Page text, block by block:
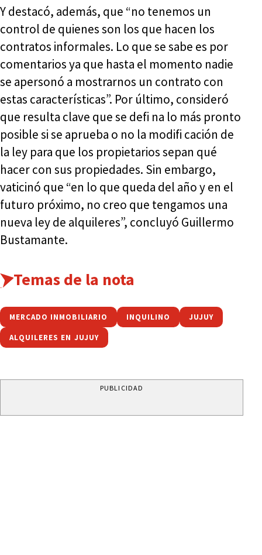
Y destacó, además, que “no tenemos un
control de quienes son los que hacen los
contratos informales. Lo que se sabe es por
comentarios ya que hasta el momento nadie
se apersonó a mostrarnos un contrato con
estas características”. Por último, consideró
que resulta clave que se defi na lo más pronto
posible si se aprueba o no la modifi cación de
la ley para que los propietarios sepan qué
hacer con sus propiedades. Sin embargo,
vaticinó que “en lo que queda del año y en el
futuro próximo, no creo que tengamos una
nueva ley de alquileres”, concluyó Guillermo
Bustamante.
Temas de la nota
MERCADO INMOBILIARIO INQUILINO JUJUY
ALQUILERES EN JUJUY
PUBLICIDAD